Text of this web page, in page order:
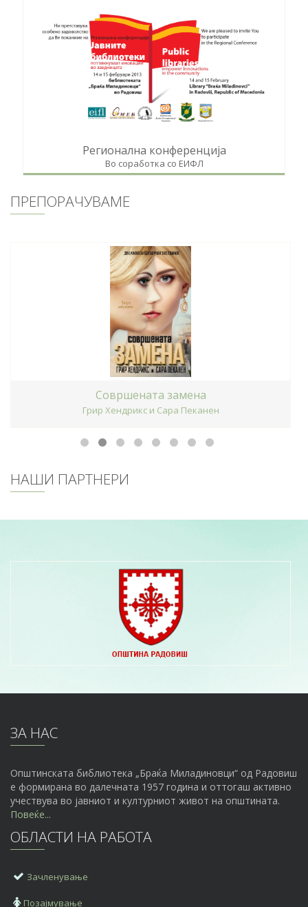
Регионална конференција
Во соработка со ЕИФЛ
ПРЕПОРАЧУВАМЕ
Совршената замена
Грир Хендрикс и Сара Пеканен
НАШИ ПАРТНЕРИ
ЗА НАС
Општинската библиотека „Браќа Миладиновци“ од Радовиш
е формирана во далечната 1957 година и оттогаш активно
учествува во јавниот и културниот живот на општината.
Повеќе...
ОБЛАСТИ НА РАБОТА
Зачленување
Позајмување